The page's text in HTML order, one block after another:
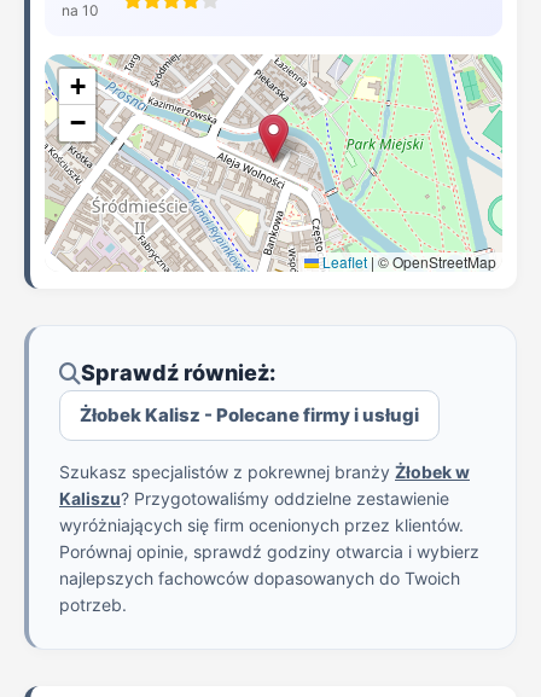
na 10
+
−
Leaflet | © OpenStreetMap
Sprawdź również:
Żłobek Kalisz - Polecane firmy i usługi
Szukasz specjalistów z pokrewnej branży Żłobek w
Kaliszu? Przygotowaliśmy oddzielne zestawienie
wyróżniających się firm ocenionych przez klientów.
Porównaj opinie, sprawdź godziny otwarcia i wybierz
najlepszych fachowców dopasowanych do Twoich
potrzeb.